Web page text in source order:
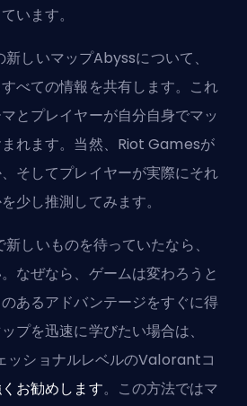
います。
しいマップAbyssについて、
べての情報を共有します。これ
とプレイヤーが自分自身でマッ
れます。当然、 Riot Gamesが
そしてプレイヤーが実際にそれ
少し推測してみます。
しいものを待っていたなら、
なぜなら、ゲームは変わろうと
あるアドバンテージをすぐに得
プを迅速に学びたい場合は、
ッショナルレベルのValorantコ
お勧めします。この方法ではマ